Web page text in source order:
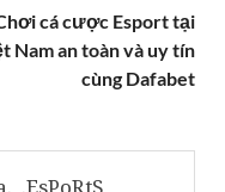
cá cược Esport tại
Nam an toàn và uy tín
cùng Dafabet